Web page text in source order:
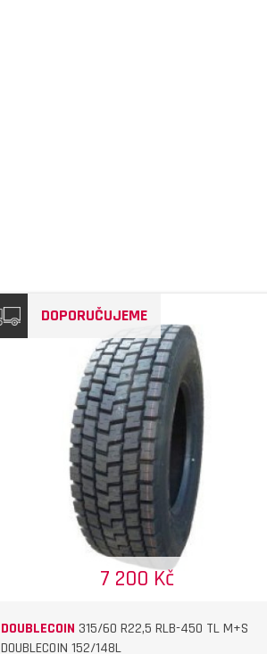
DOPORUČUJEME
7 200 Kč
DOUBLECOIN 315/60 R22,5 RLB-450 TL M+S
DOUBLECOIN 152/148L
DETAIL